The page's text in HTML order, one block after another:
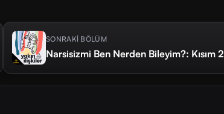
SONRAKİ BÖLÜM
Narsisizmi Ben Nerden Bileyim?: Kısım 2